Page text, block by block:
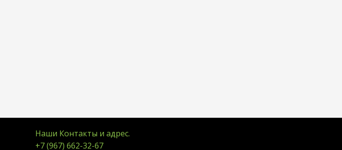
Наши Контакты и адрес.
+7 (967) 662-32-67